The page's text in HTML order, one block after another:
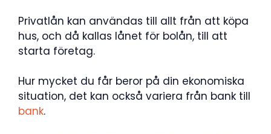
Privatlån kan användas till allt från att köpa
hus, och då kallas lånet för bolån, till att
starta företag.
Hur mycket du får beror på din ekonomiska
situation, det kan också variera från bank till
bank.